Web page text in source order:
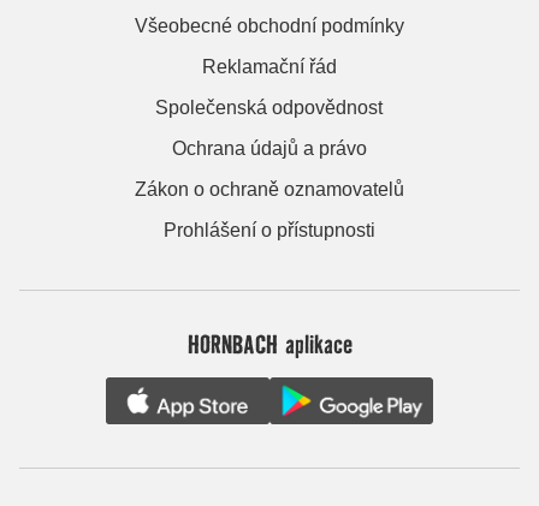
Všeobecné obchodní podmínky
Reklamační řád
Společenská odpovědnost
Ochrana údajů a právo
Zákon o ochraně oznamovatelů
Prohlášení o přístupnosti
HORNBACH aplikace